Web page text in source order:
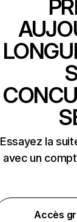
Essayez la
avec un
Accès